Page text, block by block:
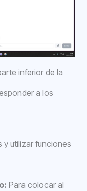
inferior de la
a los
y utilizar funciones
Para colocar al